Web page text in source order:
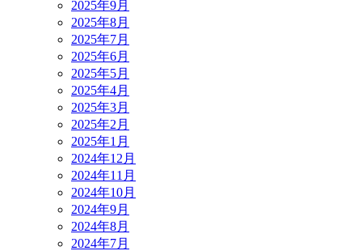
2025年9月
2025年8月
2025年7月
2025年6月
2025年5月
2025年4月
2025年3月
2025年2月
2025年1月
2024年12月
2024年11月
2024年10月
2024年9月
2024年8月
2024年7月